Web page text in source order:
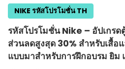
รหัสโปรโมชั่น Nike – อัปเกร
ส่วนลดสูงสุด 30% สําหรับเสื้อ
แบบมาสําหรับการฝึกอบรม ยิม
NIKE รหัสโปรโมชั่น TH